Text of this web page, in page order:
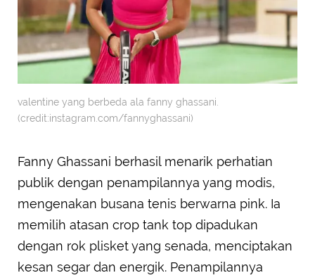
valentine yang berbeda ala fanny ghassani.
(credit:instagram.com/fannyghassani)
Fanny Ghassani berhasil menarik perhatian
publik dengan penampilannya yang modis,
mengenakan busana tenis berwarna pink. Ia
memilih atasan crop tank top dipadukan
dengan rok plisket yang senada, menciptakan
kesan segar dan energik. Penampilannya